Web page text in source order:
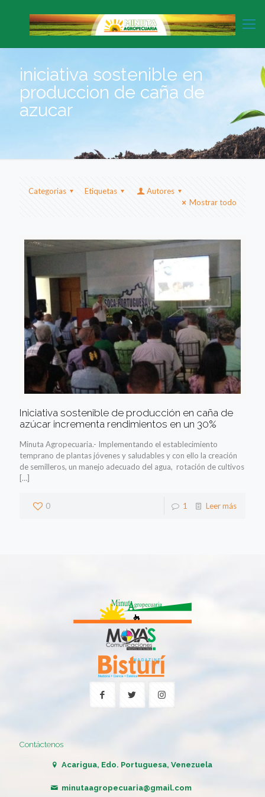
iniciativa sostenible en
produccion de caña de
azucar
Categorias Etiquetas
Autores
Mostrar todo
Iniciativa sostenible de producción en caña de
azúcar incrementa rendimientos en un 30%
Minuta Agropecuaria.- Implementando el establecimiento
temprano de plantas jóvenes y saludables y con ello la creación
de semilleros, un manejo adecuado del agua, rotación de cultivos
[…]
0 1 Leer más
Contáctenos
Acarigua, Edo. Portuguesa, Venezuela
minutaagropecuaria@gmail.com